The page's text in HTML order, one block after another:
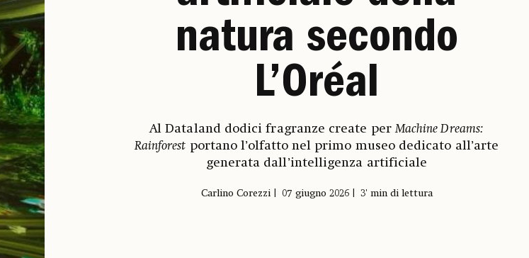
natura secondo
L’Oréal
Al Dataland dodici fragranze create perMachine Dreams:
Rainforest portano l’olfatto nel primo museo dedicato all’arte
generata dall’intelligenza artificiale
Carlino Corezzi 07 giugno 2026 3' min di lettura